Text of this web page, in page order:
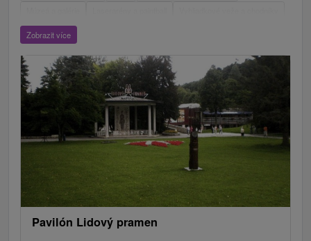
ZOO a zvieracie farmy
Hrady, zámky, zrúcaniny
Vyhliadkové lety a plavby
Escaperoom
Jazerá, plesá, vodné nádrže
Technické pamiatky
Pamätníky
Vodopády
Drevené kostolíky Pramene
Jazda na koni
Túry a turistické chodníky
Kaštiele Horské chaty
Divadlá
Sakrálne miesta
Plte, rafting, splavy
Lyžiarske strediská
Architektonické stavby
Amfiteátre a kiná v prírode
Motokárové dráhy
Cyklotrasy
Zobrazit více
Pavilón Lidový pramen